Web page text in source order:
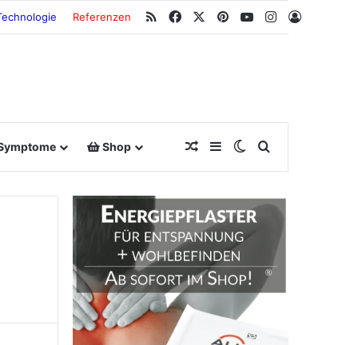
Referenzen RSS FacebookPinterestYouTubeInstagram
Shop Zufallsbeitrag
SidebarSwitch skin
Suche nach